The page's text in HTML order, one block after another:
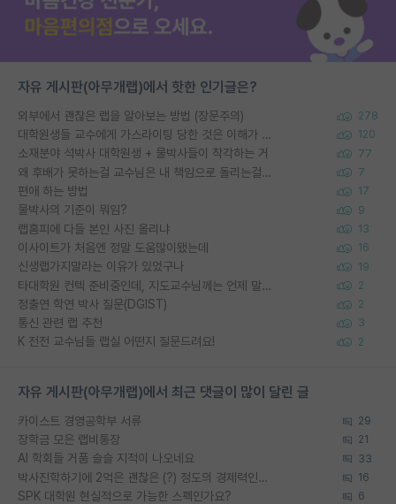
자유 게시판(아무개랩)에서 핫한 인기글은?
외부에서 괜찮은 랩을 알아보는 방법 (장문주의) 278
대학원생들 교수에게 가스라이팅 당한 것은 이해가 갑니다. 안타깝네요. 120
소재분야 석박사 대학원생 + 물박사들이 착각하는 거 77
왜 후배가 못하는걸 교수님은 내 책임으로 돌리는걸까요? 7
편애 하는 방법 17
물박사의 기준이 뭐임? 9
랩홈피에 다들 본인 사진 올리냐 13
이사이트가 처음엔 정말 도움많이됐는데 16
신생랩가지말라는 이유가 있었구나 19
타대학원 컨텍 준비중인데, 지도교수님께는 언제 말씀드려야 할까요? 2
정출연 학연 박사 질문(DGIST) 2
통신 관련 랩 추천 3
K 전전 교수님들 랩실 어떤지 질문드려요! 2
자유 게시판(아무개랩)에서 최근 댓글이 많이 달린 글
카이스트 경영공학부 서류 29
장학금 모은 랩비통장 21
AI 학회들 거품 슬슬 지적이 나오네요 33
박사진학하기에 2억은 괜찮은 (?) 정도의 경제력인가요 16
SPK 대학원 현실적으로 가능한 스펙인가요? 6